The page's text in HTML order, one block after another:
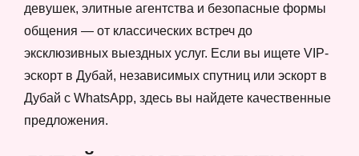
девушек, элитные агентства и безопасные формы
общения — от классических встреч до
эксклюзивных выездных услуг. Если вы ищете VIP-
эскорт в Дубай, независимых спутниц или эскорт в
Дубай с WhatsApp, здесь вы найдете качественные
предложения.